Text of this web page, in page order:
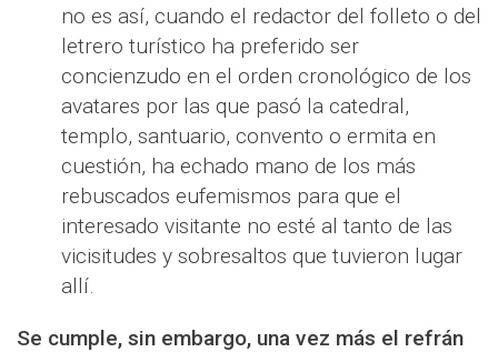
no es así, cuando el redactor del folleto o del
letrero turístico ha preferido ser
concienzudo en el orden cronológico de los
avatares por las que pasó la catedral,
templo, santuario, convento o ermita en
cuestión, ha echado mano de los más
rebuscados eufemismos para que el
interesado visitante no esté al tanto de las
vicisitudes y sobresaltos que tuvieron lugar
allí.
Se cumple, sin embargo, una vez más el refrán